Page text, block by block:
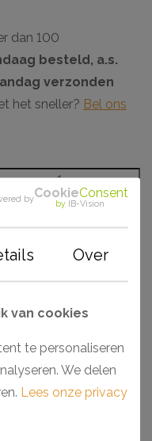
dan 100
besteld, a.s.
verzonden
het sneller? Bel ons
7 x 11 cm uit de
cm. Dit voetstuk is
DX174-2300 met de
genoemd, straalt
luxe uit en maakt het
byCookieConsent
by IB-Vision
Over
van cookies
te personaliseren
We delen
Lees onze privacy